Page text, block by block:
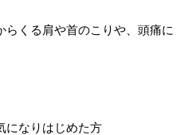
らくる肩や首のこりや、頭痛に
になりはじめた方